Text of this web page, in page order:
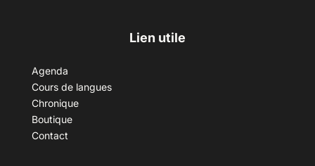
Lien utile
Agenda
Cours de langues
Chronique
Boutique
Contact